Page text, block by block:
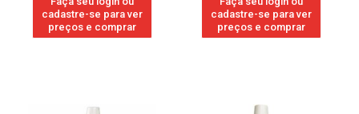
cadastre-se para ver
preços e comprar
cadastre-se para ver
preços e comprar